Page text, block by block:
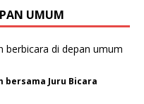
UMUM
Juru Bicara